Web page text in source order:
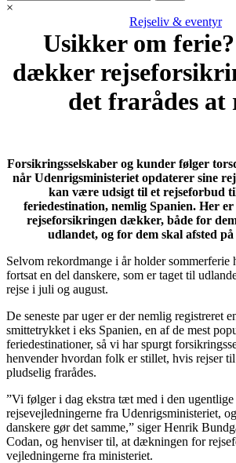
×
Rejseliv & eventyr
Usikker om
dækker
det frarådes at
Forsikringsselskaber og kunder følger
når Udenrigsministeriet opdaterer sine
kan være udsigt til et rejseforbud
feriedestination, nemlig Spanien. Her
rejseforsikringen dækker, både for
udlandet, og for dem skal afsted
Selvom rekordmange i år holder sommerferie
fortsat en del danskere, som er taget til
rejse i juli og august.
De seneste par uger er der nemlig registreret
smittetrykket i eks Spanien, en af de mest
feriedestinationer, så vi har spurgt
henvender hvordan folk er stillet, hvis rejser
pludselig frarådes.
”Vi følger i dag ekstra tæt med i den
rejsevejledningerne fra Udenrigsministeriet,
danskere gør det samme,” siger Henrik
Codan, og henviser til, at dækningen for
vejledningerne fra ministeriet.